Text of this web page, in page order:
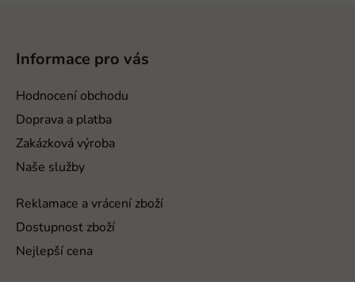
Informace pro vás
Hodnocení obchodu
Doprava a platba
Zakázková výroba
Naše služby
Reklamace a vrácení zboží
Dostupnost zboží
Nejlepší cena